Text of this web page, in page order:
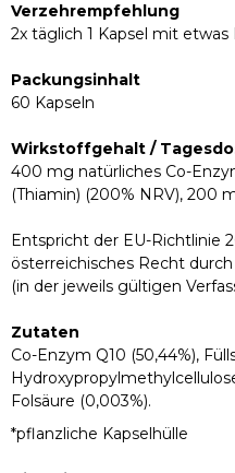
Verzehrempfehlung
2x täglich 1 Kapsel mit
Packungsinhalt
60 Kapseln
Wirkstoffgehalt /
400 mg natürliches Co-
(Thiamin) (200% NRV), 200
Entspricht der EU-Richtlinie
österreichisches Recht
(in der jeweils gültigen
Zutaten
Co-Enzym Q10 (50,44%),
Folsäure (0,003%).
*pflanzliche Kapselhülle